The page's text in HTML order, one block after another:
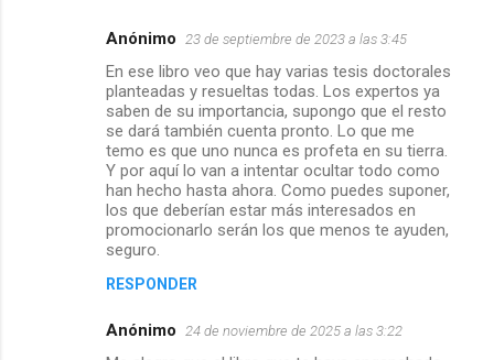
Anónimo 23 de septiembre de 2023 a las 3:45
En ese libro veo que hay varias tesis doctorales
planteadas y resueltas todas. Los expertos ya
saben de su importancia, supongo que el resto
se dará también cuenta pronto. Lo que me
temo es que uno nunca es profeta en su tierra.
Y por aquí lo van a intentar ocultar todo como
han hecho hasta ahora. Como puedes suponer,
los que deberían estar más interesados en
promocionarlo serán los que menos te ayuden,
seguro.
RESPONDER
Anónimo 24 de noviembre de 2025 a las 3:22